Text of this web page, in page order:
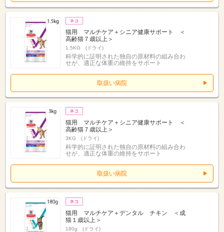
猫用 マルチケア＋シニア健康サポート ＜
高齢猫７歳以上＞
1.5KG (ドライ)
科学的に証明された独自の原材料の組み合わ
せが、適正な体重の維持をサポート
取扱い病院
猫用 マルチケア＋シニア健康サポート ＜
高齢猫７歳以上＞
3KG (ドライ)
科学的に証明された独自の原材料の組み合わ
せが、適正な体重の維持をサポート
取扱い病院
猫用 マルチケア＋デンタル チキン ＜成
猫１歳以上＞
180g (ドライ)